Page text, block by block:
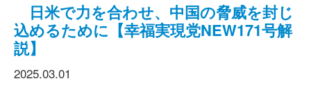
日米で力を合わせ、中国の脅威を封じ
込めるために【幸福実現党NEW171号解
説】
2025.03.01